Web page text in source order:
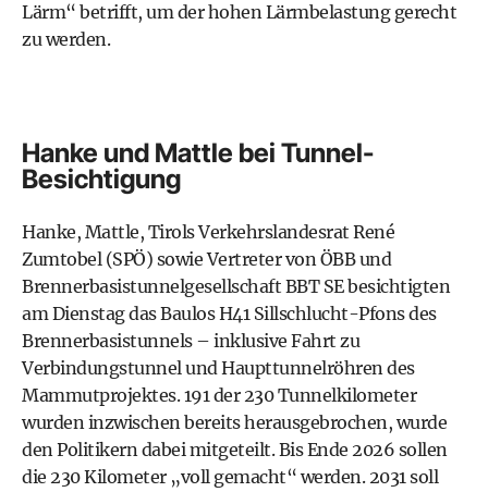
Lärm“ betrifft, um der hohen Lärmbelastung gerecht
zu werden.
Hanke und Mattle bei Tunnel-
Besichtigung
Hanke, Mattle, Tirols Verkehrslandesrat René
Zumtobel (SPÖ) sowie Vertreter von ÖBB und
Brennerbasistunnelgesellschaft BBT SE besichtigten
am Dienstag das Baulos H41 Sillschlucht-Pfons des
Brennerbasistunnels – inklusive Fahrt zu
Verbindungstunnel und Haupttunnelröhren des
Mammutprojektes. 191 der 230 Tunnelkilometer
wurden inzwischen bereits herausgebrochen, wurde
den Politikern dabei mitgeteilt. Bis Ende 2026 sollen
die 230 Kilometer „voll gemacht“ werden. 2031 soll